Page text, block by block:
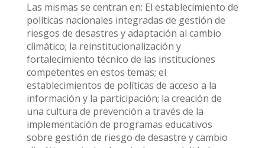
Las mismas se centran en: El establecimiento de
políticas nacionales integradas de gestión de
riesgos de desastres y adaptación al cambio
climático; la reinstitucionalización y
fortalecimiento técnico de las instituciones
competentes en estos temas; el
establecimientos de políticas de acceso a la
información y la participación; la creación de
una cultura de prevención a través de la
implementación de programas educativos
sobre gestión de riesgo de desastre y cambio